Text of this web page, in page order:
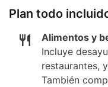
Plan todo
Alimentos y
Incluye
restaurantes,
También